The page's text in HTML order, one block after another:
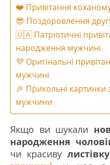
❤️ Привітання
😎 Поздоровлення
🇺🇦 Патріотичні
народження мужчині
💜 Оригінальні
мужчині
🎉 Прикольні
мужчини
Якщо ви шукали
народження
чи красиву листівку